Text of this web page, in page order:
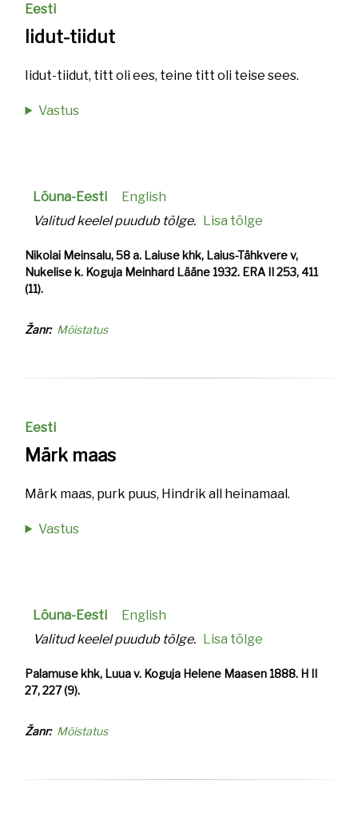
Eesti
Iidut-tiidut
Iidut-tiidut, titt oli ees, teine titt oli teise sees.
Vastus
Lõuna-Eesti
English
Valitud keelel puudub tõlge. Lisa tõlge
Nikolai Meinsalu, 58 a. Laiuse khk, Laius-Tähkvere v,
Nukelise k. Koguja Meinhard Lääne 1932. ERA II 253, 411
(11).
Žanr Mõistatus
Eesti
Märk maas
Märk maas, purk puus, Hindrik all heinamaal.
Vastus
Lõuna-Eesti
English
Valitud keelel puudub tõlge. Lisa tõlge
Palamuse khk, Luua v. Koguja Helene Maasen 1888. H II
27, 227 (9).
Žanr Mõistatus